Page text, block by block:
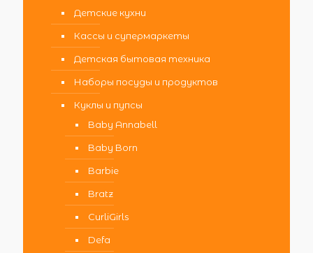
Детские кухни
Кассы и супермаркеты
Детская бытовая техника
Наборы посуды и продуктов
Куклы и пупсы
Baby Annabell
Baby Born
Barbie
Bratz
CurliGirls
Defa